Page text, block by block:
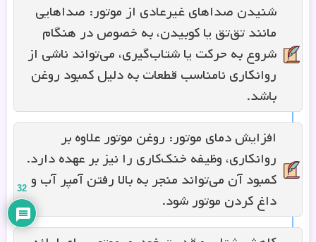
شنیدن صداهای غیرعادی از موتور: صداهایی
مانند تق‌تق یا کوبیدن، به خصوص در هنگام
شروع به حرکت یا شتاب‌گیری، می‌تواند ناشی از
روانکاری نامناسب قطعات به دلیل کمبود روغن
باشد.
افزایش دمای موتور: روغن موتور علاوه بر
روانکاری، وظیفه خنک‌کاری را نیز بر عهده دارد.
کمبود آن می‌تواند منجر به بالا رفتن آمپر آب و
داغ کردن موتور شود.
32